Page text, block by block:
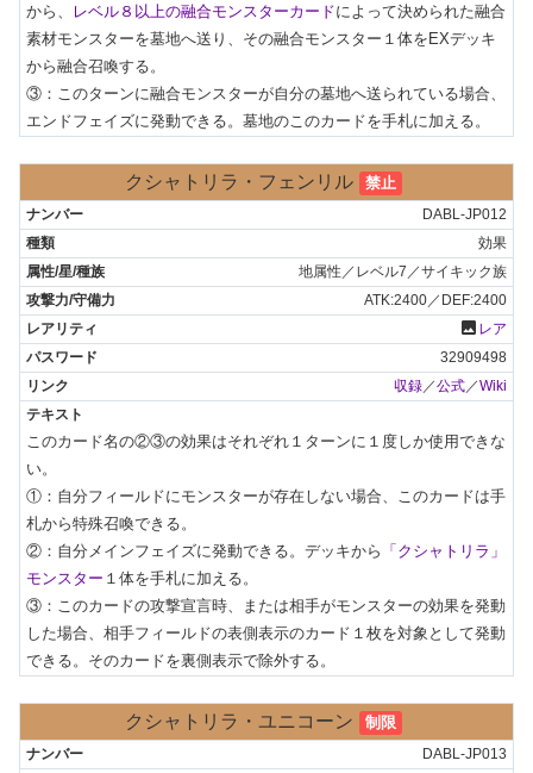
から、
レベル８以上の融合モンスターカードによって決められた融合
素材モンスターを墓地へ送り、その融合モンスター１体をEXデッキ
から融合召喚する。
③：このターンに融合モンスターが自分の墓地へ送られている場合、
エンドフェイズに発動できる。墓地のこのカードを手札に加える。
クシャトリラ・フェンリル 禁止
DABL-JP012
効果
地属性／レベル7／サイキック族
ATK:2400／DEF:2400
photo レア
32909498
収録／公式／Wiki
このカード名の②③の効果はそれぞれ１ターンに１度しか使用できな
い。
①：自分フィールドにモンスターが存在しない場合、このカードは手
札から特殊召喚できる。
②：自分メインフェイズに発動できる。デッキから 「クシャトリラ」
モンスター １体を手札に加える。
③：このカードの攻撃宣言時、または相手がモンスターの効果を発動
した場合、相手フィールドの表側表示のカード１枚を対象として発動
できる。そのカードを裏側表示で除外する。
クシャトリラ・ユニコーン 制限
DABL-JP013